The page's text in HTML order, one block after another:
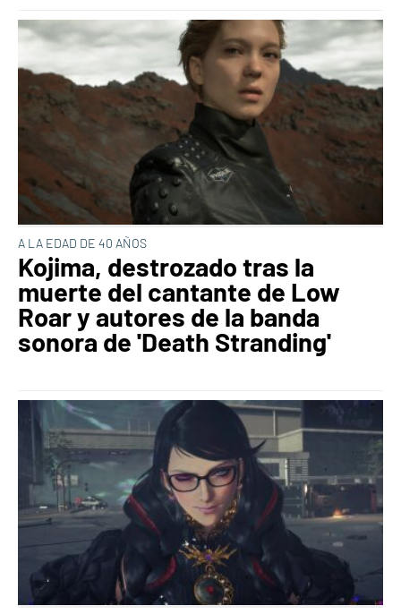
A LA EDAD DE 40 AÑOS
Kojima, destrozado tras la
muerte del cantante de Low
Roar y autores de la banda
sonora de 'Death Stranding'